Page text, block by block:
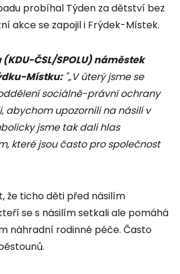
probíhal Týden za dětství bez
akce se zapojil i Frýdek-Místek.
ČSL/SPOLU) náměstek
Místku:"„V úterý jsme se
sociálně-právní ochrany
abychom upozornili na násilí v
jsme tak dali hlas
které jsou často pro společnost
že ticho děti před násilím
se s násilím setkali ale pomáhá
náhradní rodinné péče. Často